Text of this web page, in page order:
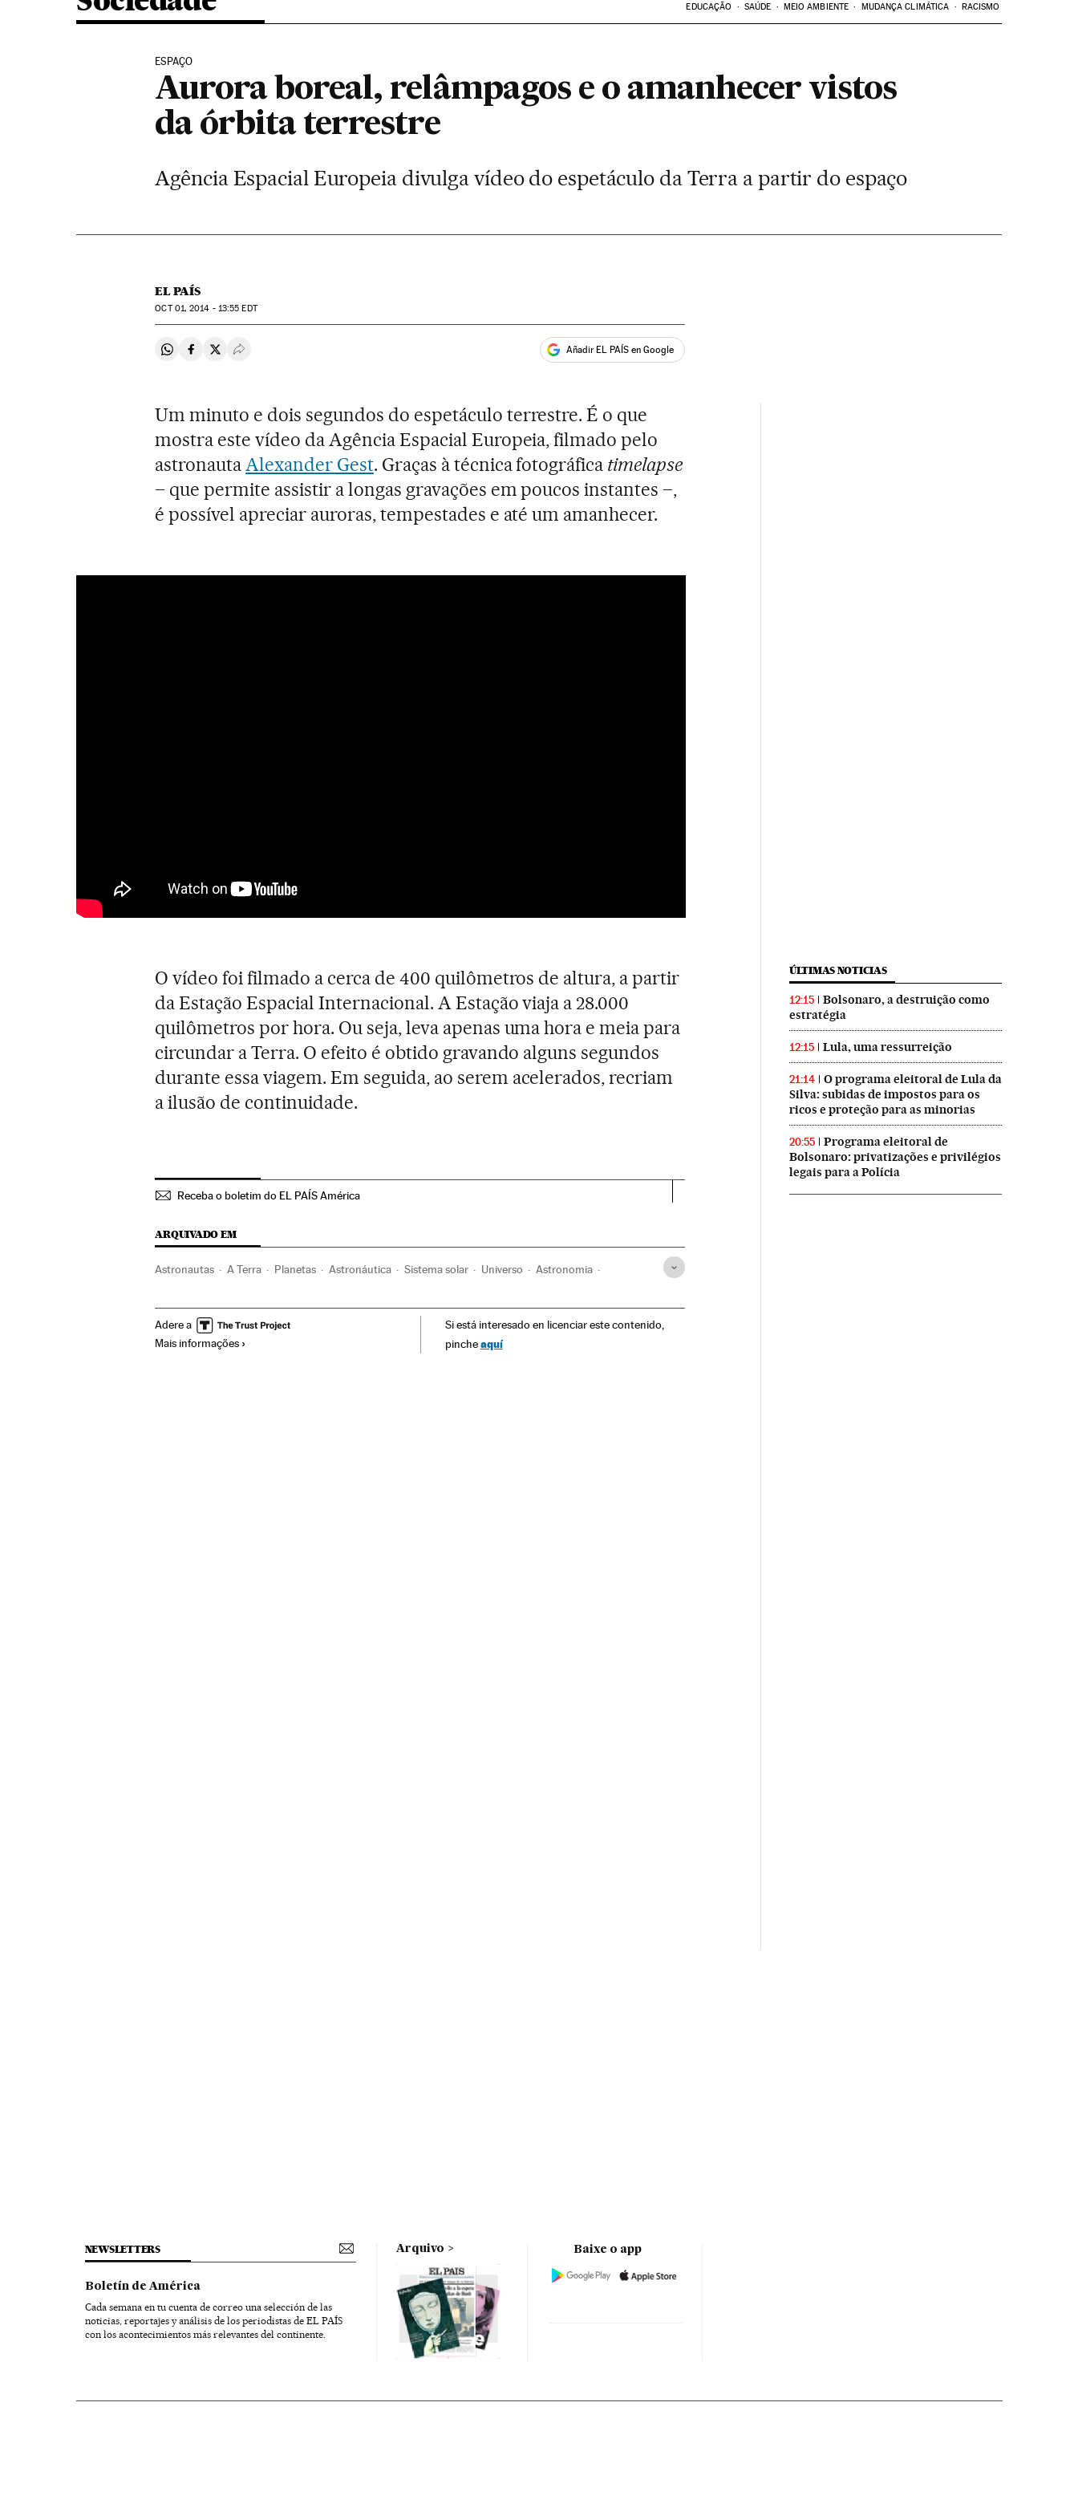
EDUCAÇÃO SAÚDE MEIO AMBIENTE MUDANÇA CLIMÁTICA RACISMO
ESPAÇO
Aurora boreal, relâmpagos e o amanhecer vistos
da órbita terrestre
Agência Espacial Europeia divulga vídeo do espetáculo da Terra a partir do espaço
EL PAÍS
OCT01, 2014 - 13:55 EDT
Compartir en Whatsapp
Compartir en Facebook
Compartir en Twitter
Desplegar Redes Sociales Añadir EL PAÍS en Google
Um minuto e dois segundos do espetáculo terrestre. É o que
mostra este vídeo da Agência Espacial Europeia, filmado pelo
astronautaAlexander Gest. Graças à técnica fotográfica timelapse
– que permite assistir a longas gravações em poucos instantes –,
é possível apreciar auroras, tempestades e até um amanhecer.
O vídeo foi filmado a cerca de 400 quilômetros de altura, a partir
da Estação Espacial Internacional. A Estação viaja a 28.000
quilômetros por hora. Ou seja, leva apenas uma hora e meia para
circundar a Terra. O efeito é obtido gravando alguns segundos
durante essa viagem. Em seguida, ao serem acelerados, recriam
a ilusão de continuidade.
Receba o boletim do EL PAÍS América
ARQUIVADO EM
Astronautas A Terra Planetas Astronáutica Sistema solar Universo Astronomia
Adere a
Mais informações
Si está interesado en licenciar este contenido,
pincheaquí
ÚLTIMAS NOTICIAS
12:15
Bolsonaro, a destruição como
estratégia
12:15 Lula, uma ressurreição
21:14
O programa eleitoral de Lula da
Silva: subidas de impostos para os
ricos e proteção para as minorias
20:55
Programa eleitoral de
Bolsonaro: privatizações e privilégios
legais para a Polícia
NEWSLETTERS
Boletín de América
Cada semana en tu cuenta de correo una selección de las
noticias, reportajes y análisis de los periodistas de EL PAÍS
con los acontecimientos más relevantes del continente.
Arquivo Baixe o app